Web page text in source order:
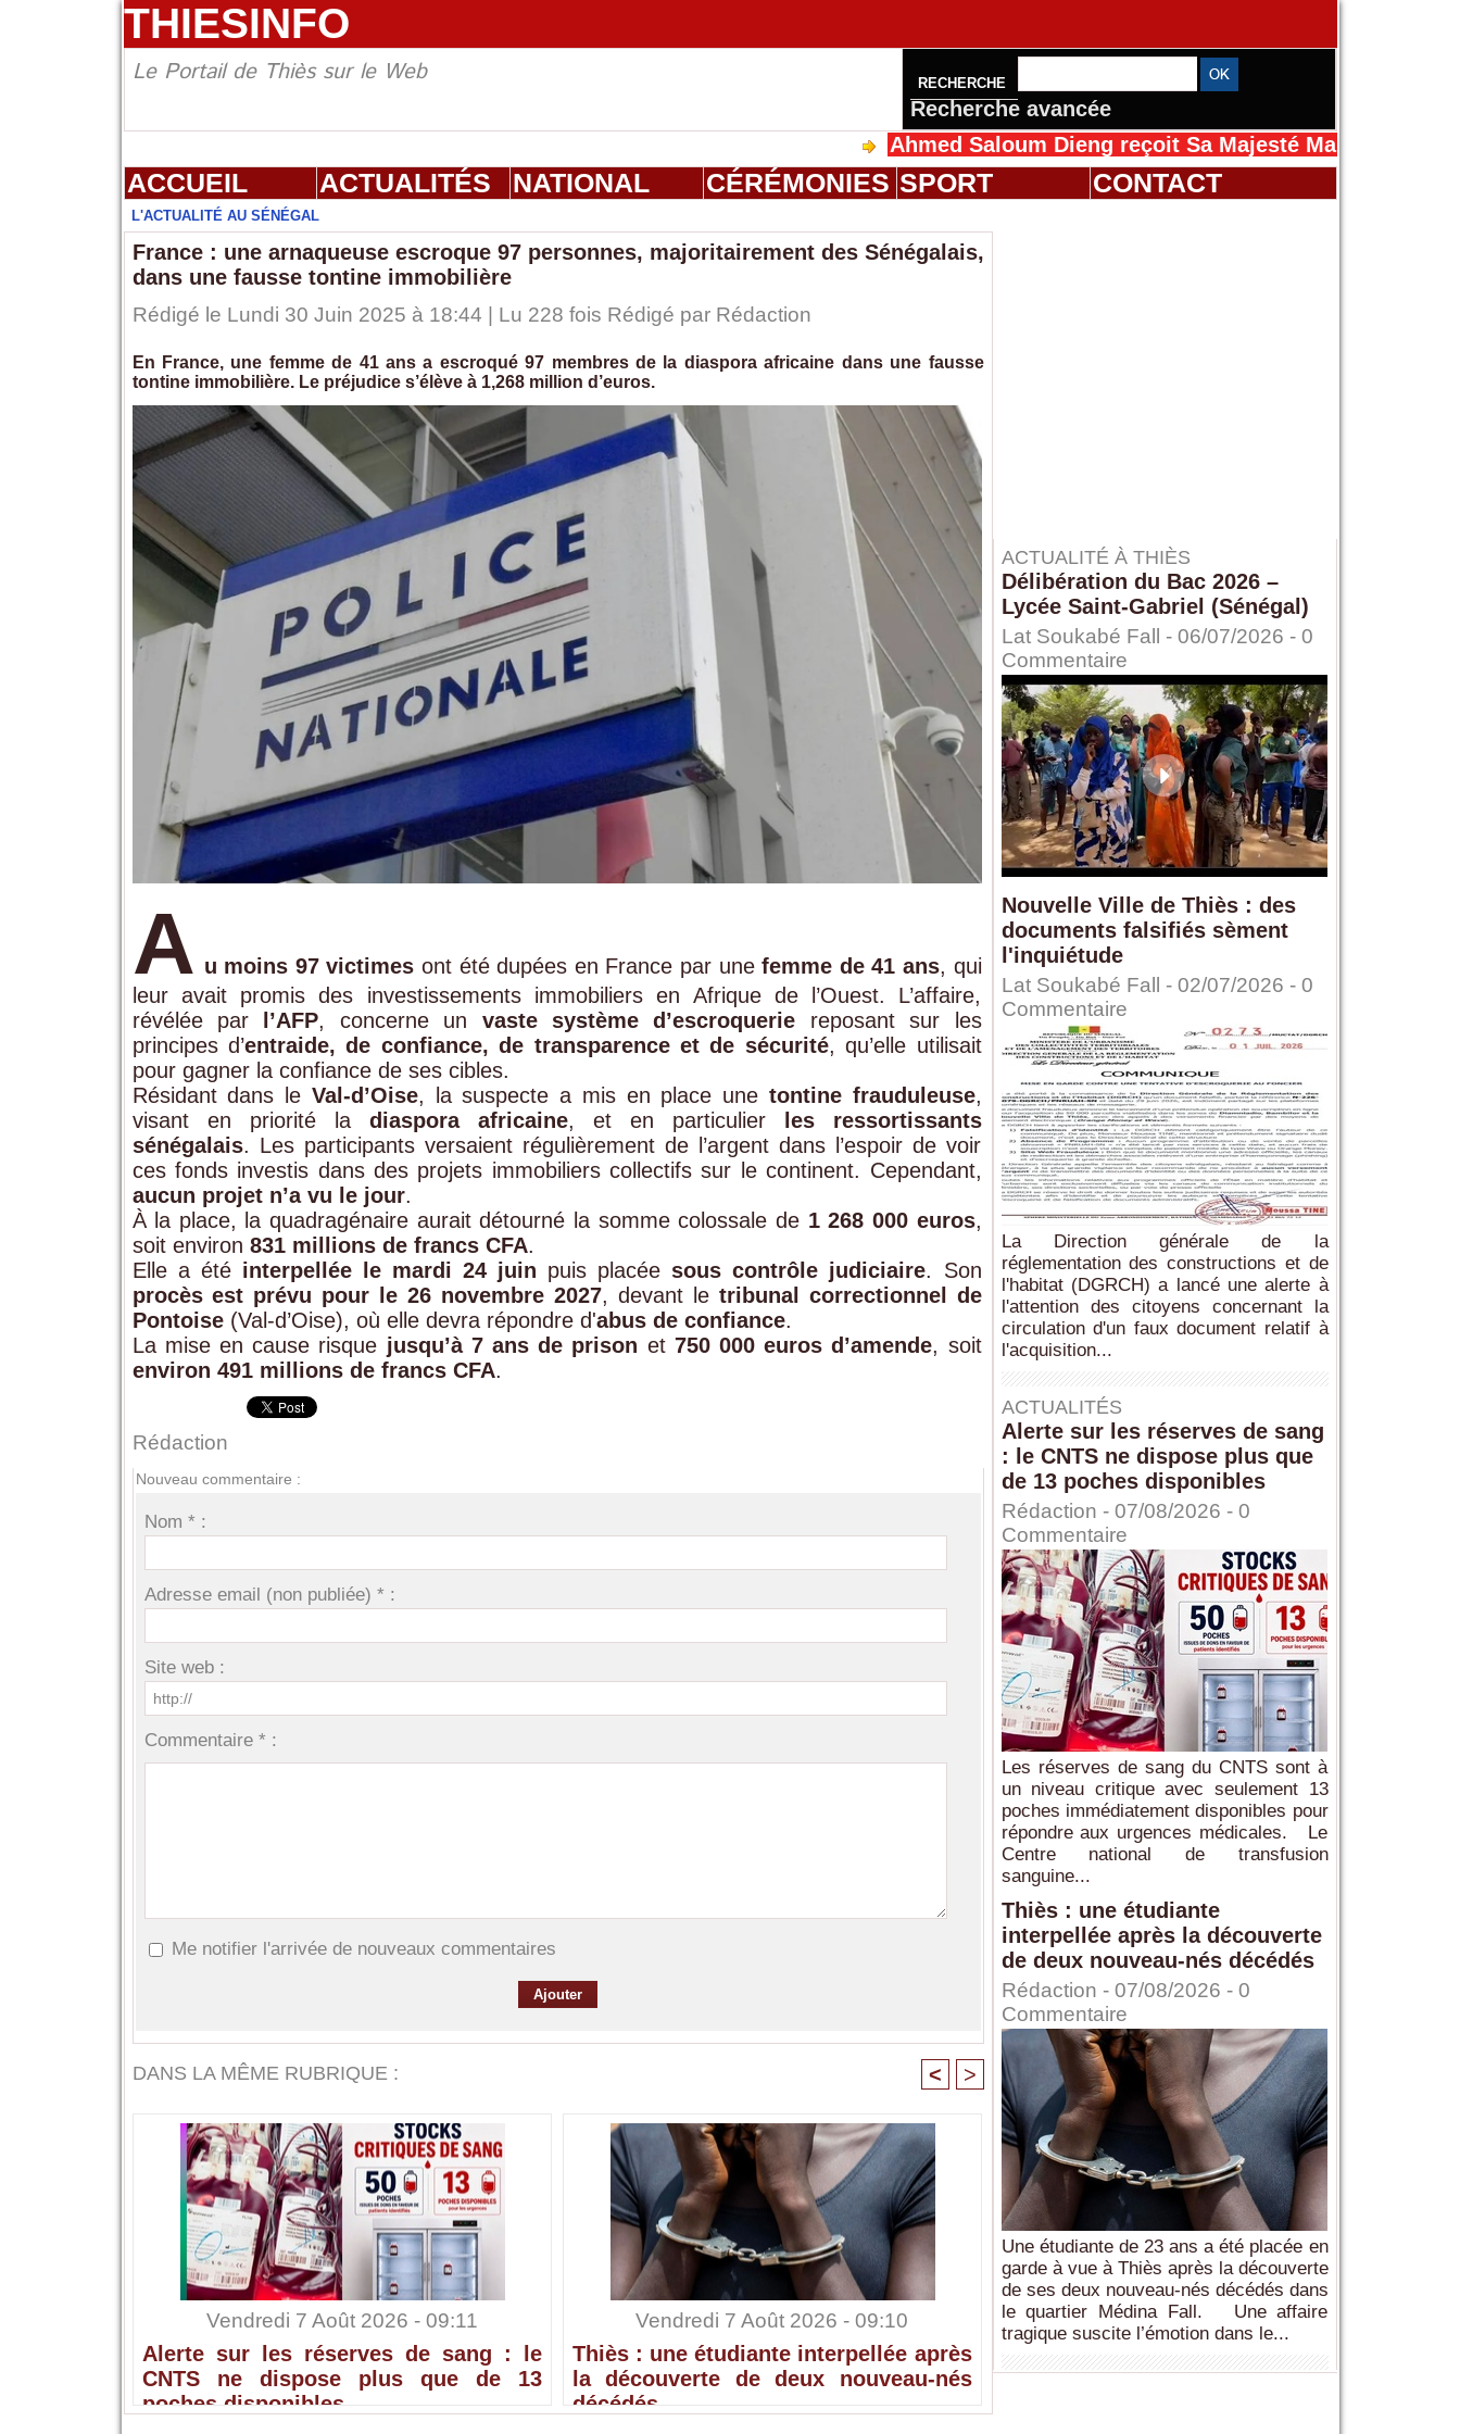
THIESINFO
Le Portail de Thiès sur le Web RECHERCHE
Recherche avancée
Ahmed Saloum Dieng reçoit Sa Majesté Mansah Cissé au
ACCUEIL ACTUALITÉS NATIONAL CÉRÉMONIES SPORT CONTACT
L'ACTUALITÉ AU SÉNÉGAL
France : une arnaqueuse escroque 97 personnes, majoritairement des Sénégalais,
dans une fausse tontine immobilière
Rédigé le Lundi 30 Juin 2025 à 18:44 | Lu 228 fois Rédigé par Rédaction
En France, une femme de 41 ans a escroqué 97 membres de la diaspora africaine dans une fausse
tontine immobilière. Le préjudice s’élève à 1,268 million d’euros.
A u moins 97 victimes ont été dupées en France par unefemme de 41 ans, qui
leur avait promis des investissements immobiliers en Afrique de l’Ouest. L’affaire,
révélée par
l’AFP, concerne un vaste système d’escroquerie reposant sur les
principes d’entraide, de confiance, de transparence et de sécurité, qu’elle utilisait
pour gagner la confiance de ses cibles.
Résidant dans le Val-d’Oise, la suspecte a mis en place une tontine frauduleuse,
visant en priorité la diaspora africaine, et en particulier
les ressortissants
sénégalais. Les participants versaient régulièrement de l’argent dans l’espoir de voir
ces fonds investis dans des projets immobiliers collectifs sur le continent. Cependant,
aucun projet n’a vu le jour.
À la place, la quadragénaire aurait détourné la somme colossale de 1 268 000 euros,
soit environ 831 millions de francs CFA.
Elle a été interpellée le mardi 24 juin puis placée sous contrôle judiciaire. Son
procès est prévu pour le 26 novembre 2027, devant le tribunal correctionnel de
Pontoise(Val-d’Oise), où elle devra répondre d'abus de confiance.
La mise en cause risque jusqu’à 7 ans de prison et 750 000 euros d’amende, soit
environ 491 millions de francs CFA.
Rédaction
Nouveau commentaire :
Nom * :
Adresse email (non publiée) * :
Site web :
Commentaire * :
Me notifier l'arrivée de nouveaux commentaires
DANS LA MÊME RUBRIQUE : < >
Vendredi 7 Août 2026 - 09:11
Alerte sur les réserves de sang : le
CNTS ne dispose plus que de 13
poches disponibles
Vendredi 7 Août 2026 - 09:10
Thiès : une étudiante interpellée après
la découverte de deux nouveau-nés
décédés
ACTUALITÉ À THIÈS
Délibération du Bac 2026 –
Lycée Saint-Gabriel (Sénégal)
Lat Soukabé Fall - 06/07/2026 - 0
Commentaire
Nouvelle Ville de Thiès : des
documents falsifiés sèment
l'inquiétude
Lat Soukabé Fall - 02/07/2026 - 0
Commentaire
La Direction générale de la
réglementation des constructions et de
l'habitat (DGRCH) a lancé une alerte à
l'attention des citoyens concernant la
circulation d'un faux document relatif à
l'acquisition...
ACTUALITÉS
Alerte sur les réserves de sang
: le CNTS ne dispose plus que
de 13 poches disponibles
Rédaction - 07/08/2026 - 0
Commentaire
Les réserves de sang du CNTS sont à
un niveau critique avec seulement 13
poches immédiatement disponibles pour
répondre aux urgences médicales. Le
Centre national de transfusion
sanguine...
Thiès : une étudiante
interpellée après la découverte
de deux nouveau-nés décédés
Rédaction - 07/08/2026 - 0
Commentaire
Une étudiante de 23 ans a été placée en
garde à vue à Thiès après la découverte
de ses deux nouveau-nés décédés dans
le quartier Médina Fall. Une affaire
tragique suscite l’émotion dans le...